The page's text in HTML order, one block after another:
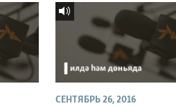
СЕНТЯБРЬ 26, 2016